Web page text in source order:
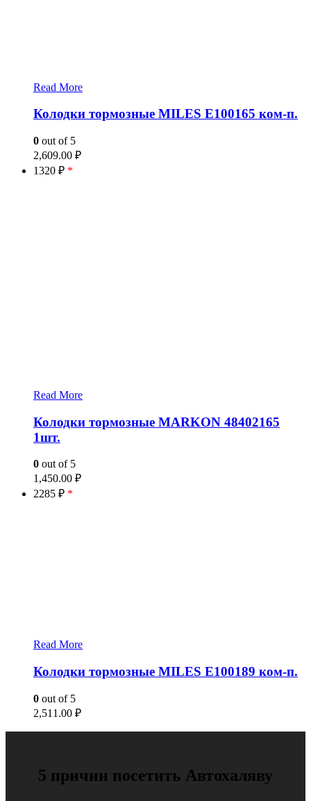
Read More
Колодки тормозные MILES E100165 ком-п.
0 out of 5
2,609.00 ₽
1320 ₽ *
Read More
Колодки тормозные MARKON 48402165
1шт.
0 out of 5
1,450.00 ₽
2285 ₽ *
Read More
Колодки тормозные MILES E100189 ком-п.
0 out of 5
2,511.00 ₽
5 причин посетить Автохаляву